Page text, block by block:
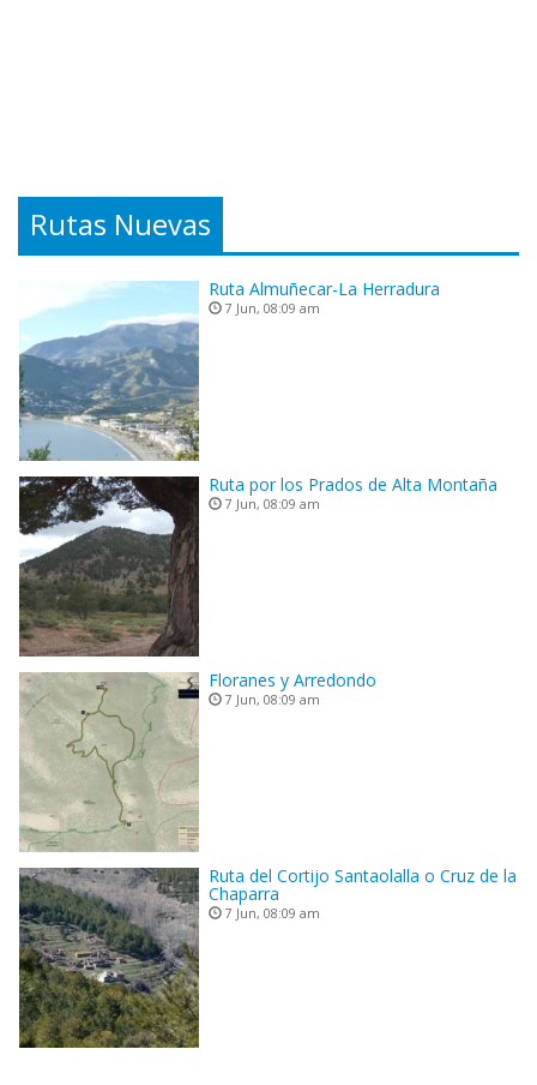
Rutas Nuevas
Ruta Almuñecar-La Herradura
7 Jun, 08:09 am
Ruta por los Prados de Alta Montaña
7 Jun, 08:09 am
Floranes y Arredondo
7 Jun, 08:09 am
Ruta del Cortijo Santaolalla o Cruz de la
Chaparra
7 Jun, 08:09 am